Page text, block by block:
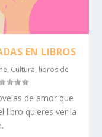
EN LIBROS
, Cultura, libros de
de amor que
libro quieres ver la